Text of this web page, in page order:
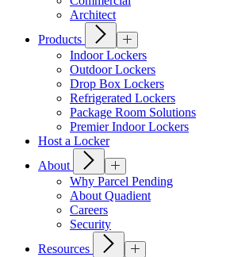
Architect
Products
Indoor Lockers
Outdoor Lockers
Drop Box Lockers
Refrigerated Lockers
Package Room Solutions
Premier Indoor Lockers
Host a Locker
About
Why Parcel Pending
About Quadient
Careers
Security
Resources